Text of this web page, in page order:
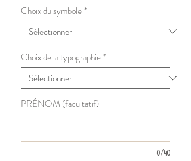
Choix du symbole*
Choix de la typographie*
PRÉNOM (facultatif)
0/40